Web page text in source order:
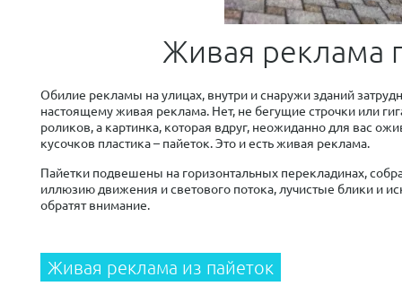
Живая реклама
Обилие рекламы на улицах, внутри и снаружи зданий
настоящему живая реклама. Нет, не бегущие строчки или
роликов, а картинка, которая вдруг, неожиданно для вас
кусочков пластика – пайеток. Это и есть живая реклама.
Пайетки подвешены на горизонтальных перекладинах,
иллюзию движения и светового потока, лучистые блики и
обратят внимание.
Живая реклама из пайеток